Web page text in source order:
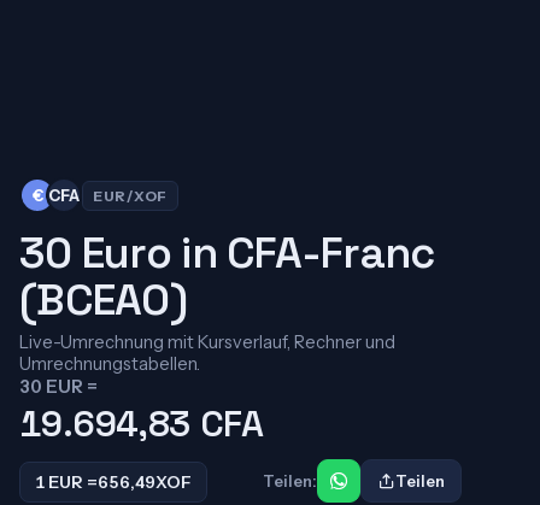
€ CFA EUR/XOF
30 Euro in CFA-Franc
(BCEAO)
Live-Umrechnung mit Kursverlauf, Rechner und
Umrechnungstabellen.
30 EUR =
19.694,83 CFA
1 EUR =656,49XOF Teilen: Teilen